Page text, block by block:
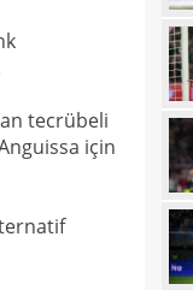
tecrübeli
için